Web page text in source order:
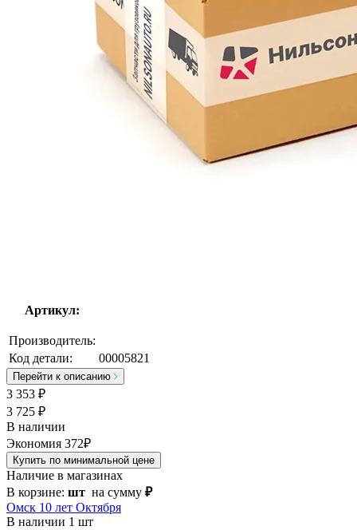
Артикул:
Производитель:
Код детали:
00005821
Перейти к описанию
3 353 ₽
3 725 ₽
В наличии
Экономия 372₽
Купить по минимальной цене
Наличие в магазинах
В корзине: шт на сумму ₽
Омск 10 лет Октября
В наличии 1 шт